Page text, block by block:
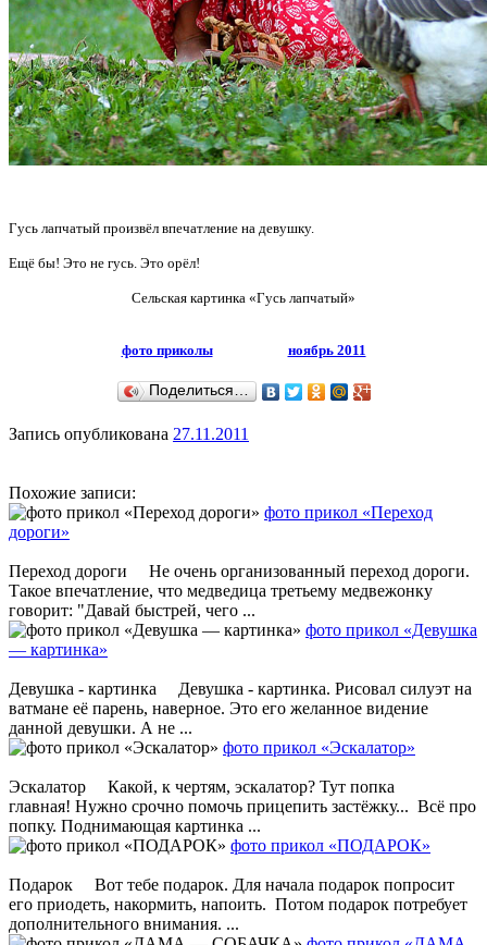
Гусь лапчатый произвёл впечатление на девушку.
Ещё бы! Это не гусь. Это орёл!
Сельская картинка «Гусь лапчатый»
фото приколы ноябрь 2011
Поделиться…
Запись опубликована 27.11.2011
Похожие записи:
фото прикол «Переход
дороги»
Переход дороги Не очень организованный переход дороги.
Такое впечатление, что медведица третьему медвежонку
говорит: "Давай быстрей, чего ...
фото прикол «Девушка
— картинка»
Девушка - картинка Девушка - картинка. Рисовал силуэт на
ватмане её парень, наверное. Это его желанное видение
данной девушки. А не ...
фото прикол «Эскалатор»
Эскалатор Какой, к чертям, эскалатор? Тут попка
главная! Нужно срочно помочь прицепить застёжку... Всё про
попку. Поднимающая картинка ...
фото прикол «ПОДАРОК»
Подарок Вот тебе подарок. Для начала подарок попросит
его приодеть, накормить, напоить. Потом подарок потребует
дополнительного внимания. ...